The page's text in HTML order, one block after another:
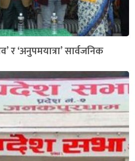
र ‘अनुपमयात्रा’ सार्वजनिक